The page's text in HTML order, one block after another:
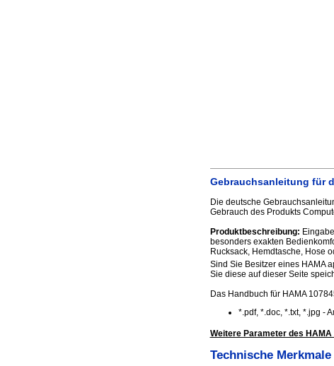
Gebrauchsanleitung für
Die deutsche
Gebrauch des Produkts
Produktbeschreibung:
besonders exakten
Rucksack, Hemdtasche, Hose
Sind Sie Besitzer eines HAMA
Sie diese auf dieser Seite
Das Handbuch für HAMA
*.pdf, *.doc, *.txt, *.jpg -
Weitere Parameter des
Technische Merkmale